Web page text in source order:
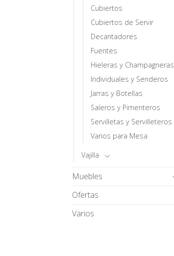
Cubiertos
Cubiertos de Servir
Decantadores
Fuentes
Hieleras y Champagneras
Individuales y Senderos
Jarras y Botellas
Saleros y Pimenteros
Servilletas y Servilleteros
Varios para Mesa
Vajilla
Muebles
Ofertas
Varios